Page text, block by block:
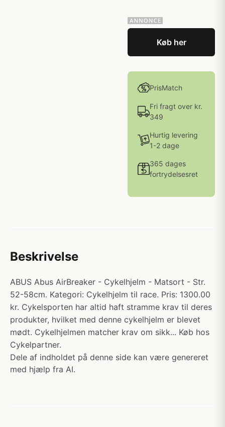
Køb her
PrisMatch
Fri fragt over kr.
349
Hurtig levering
1-2 dage
365 dages
fortrydelsesret
Beskrivelse
ABUS Abus AirBreaker - Cykelhjelm - Matsort - Str.
52-58cm. Kategori: Cykelhjelm til race. Pris: 1300.00
kr. Cykelsporten har altid haft stramme krav til deres
produkter, hvilket med denne cykelhjelm er blevet
mødt. Cykelhjelmen matcher krav om sikk... Køb hos
Cykelpartner.
Dele af indholdet på denne side kan være genereret
med hjælp fra AI.